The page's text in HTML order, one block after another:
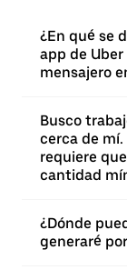
¿En qué se
app de
mensajero
Busco
cerca de mí.
requiere
cantidad
¿Dónde
generaré